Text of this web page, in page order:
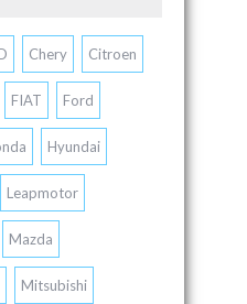
Chery Citroen
FIAT Ford
Hyundai
Leapmotor
Mazda
Mitsubishi